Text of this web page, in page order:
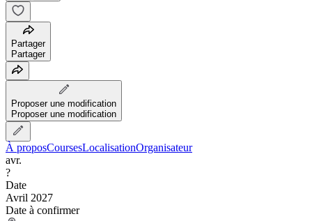
Partager
Partager
Proposer une modification
Proposer une modification
À proposCoursesLocalisationOrganisateur
avr.
?
Date
Avril 2027
Date à confirmer